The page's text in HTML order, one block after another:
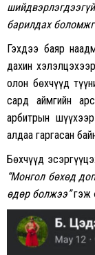
барилдах
Гэхдээ баяр
дахин
олон бөхчүүд
сард аймгийн
арбитрын
алдаа гаргасан
Бөхчүүд
“Монгол бөхөд
өдөр болжээ”гэж